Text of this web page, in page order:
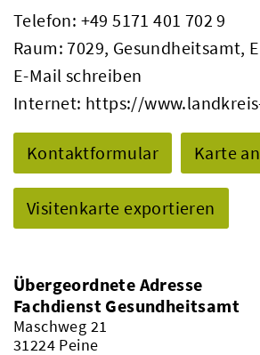
Telefon: +49 5171 401 702 9
Raum: 7029, Gesundheitsamt,
E-Mail schreiben
Internet: https://
Kontaktformular Karte
Visitenkarte exportieren
Übergeordnete Adresse
Fachdienst Gesundheitsamt
Maschweg 21
31224 Peine